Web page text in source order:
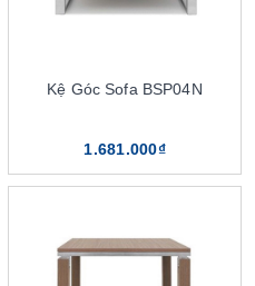
Bàn sofa đa dạng về
Kệ Góc Sofa BSP04N
1.681.000₫